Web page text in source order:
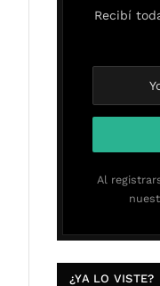
Recibí
Al
¿YA LO VISTE?